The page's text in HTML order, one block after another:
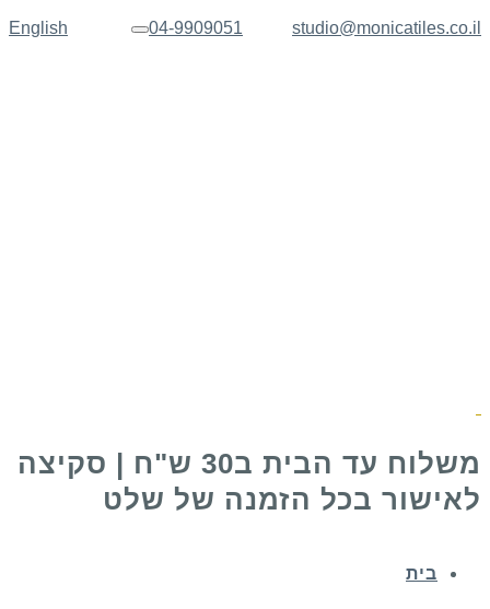
English studio@monicatiles.co.il
04-9909051 תפריט
משלוח עד הבית ב30 ש"ח | סקיצה
לאישור בכל הזמנה של שלט
בית